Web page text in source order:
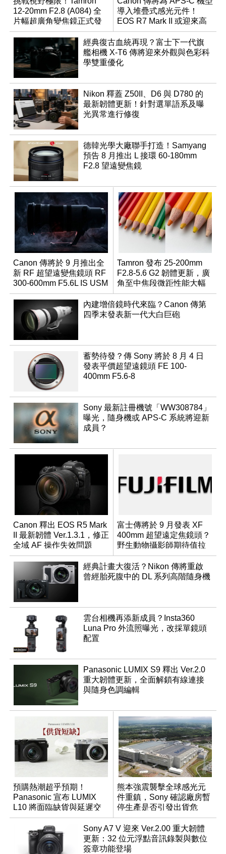
12-20mm F2.8 (A084) 全
片幅超廣角變焦鏡正式發
表
導入堆疊式感光元件！
EOS R7 Mark II 或迎來高
速讀出升級
經典復古血統再現？富士下一代旗
艦相機 X-T6 傳將迎來外觀與色彩科
學雙重優化
Nikon 釋蓋 Z50II、D6 與 D780 的
最新韌體更新！針對選單語系及曝
光異常進行修復
德韓光學大廠聯手打造！Samyang
預告 8 月推出 L 接環 60-180mm
F2.8 望遠變焦鏡
Canon 傳將於 9 月推出全
新 RF 超望遠變焦鏡頭 RF
300-600mm F5.6L IS USM
Tamron 發布 25-200mm
F2.8-5.6 G2 韌體更新，廣
角至中焦段微距性能大幅
升級
內建增倍鏡時代來臨？Canon 傳第
四季末發表新一代大白巨砲
蓄勢待發？傳 Sony 將於 8 月 4 日
發表平價超望遠鏡頭 FE 100-
400mm F5.6-8
Sony 最新註冊機號「WW308784」
曝光，隨身機或 APS-C 系統將迎新
成員？
Canon 釋出 EOS R5 Mark
II 最新韌體 Ver.1.3.1，修正
全域 AF 操作失效問題
富士傳將於 9 月發表 XF
400mm 超望遠定焦鏡頭？
野生動物攝影師期待值拉
滿
經典計畫大復活？Nikon 傳將重啟
曾經胎死腹中的 DL 系列高階隨身機
雲台相機再添新成員？Insta360
Luna Pro 外流照曝光，改採單鏡頭
配置
Panasonic LUMIX S9 釋出 Ver.2.0
重大韌體更新，全面解鎖有線連接
與隨身色調編輯
預購熱潮超乎預期！
Panasonic 宣布 LUMIX
L10 將面臨缺貨與延遲交
貨時間
熊本強震襲擊全球感光元
件重鎮，Sony 確認廠房暫
停生產是否引發出貨危
機？
Sony A7 V 迎來 Ver.2.00 重大韌體
更新：32 位元浮點音訊錄製與數位
簽章功能登場